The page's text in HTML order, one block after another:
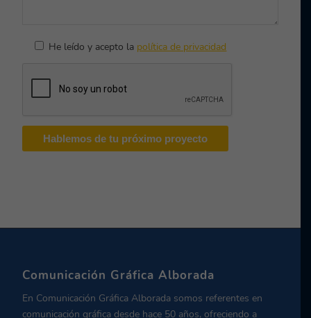
He leído y acepto la política de privacidad
Comunicación Gráfica Alborada
En Comunicación Gráfica Alborada somos referentes en
comunicación gráfica desde hace 50 años, ofreciendo a